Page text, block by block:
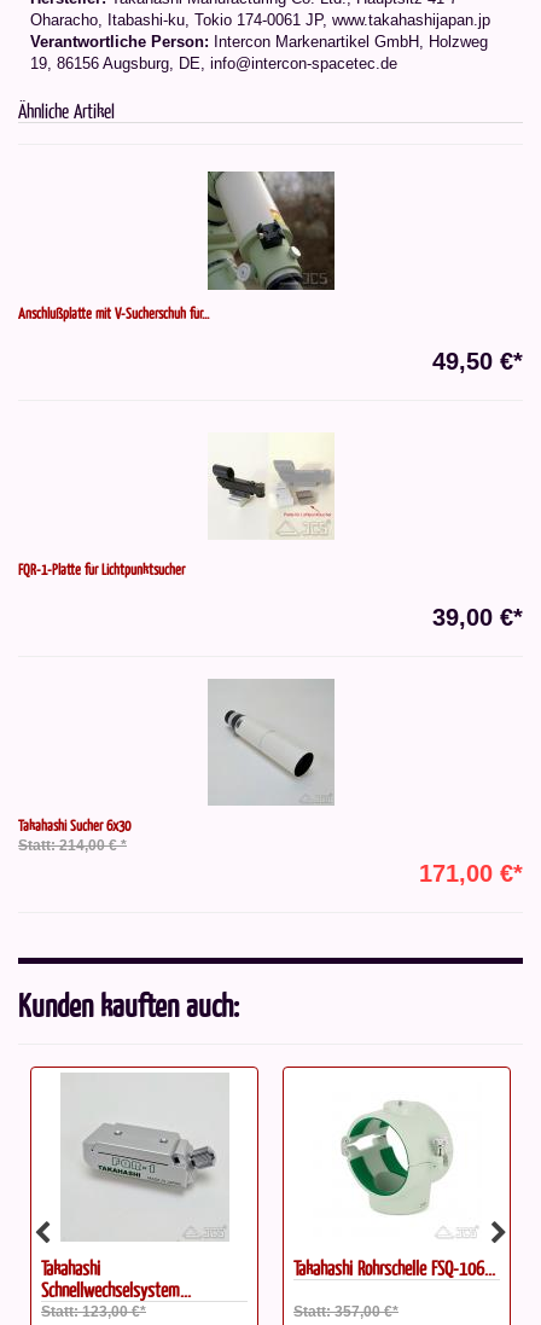
Oharacho, Itabashi-ku, Tokio 174-0061 JP, www.takahashijapan.jp
Verantwortliche Person: Intercon Markenartikel GmbH, Holzweg
19, 86156 Augsburg, DE, info@intercon-spacetec.de
Ähnliche Artikel
Anschlußplatte mit V-Sucherschuh für...
49,50 €*
FQR-1-Platte für Lichtpunktsucher
39,00 €*
Takahashi Sucher 6x30
Statt: 214,00 € *
171,00 €*
Kunden kauften auch:
Takahashi
Schnellwechselsystem...
Statt: 123,00 €*
Takahashi Rohrschelle FSQ-106...
Statt: 357,00 €*